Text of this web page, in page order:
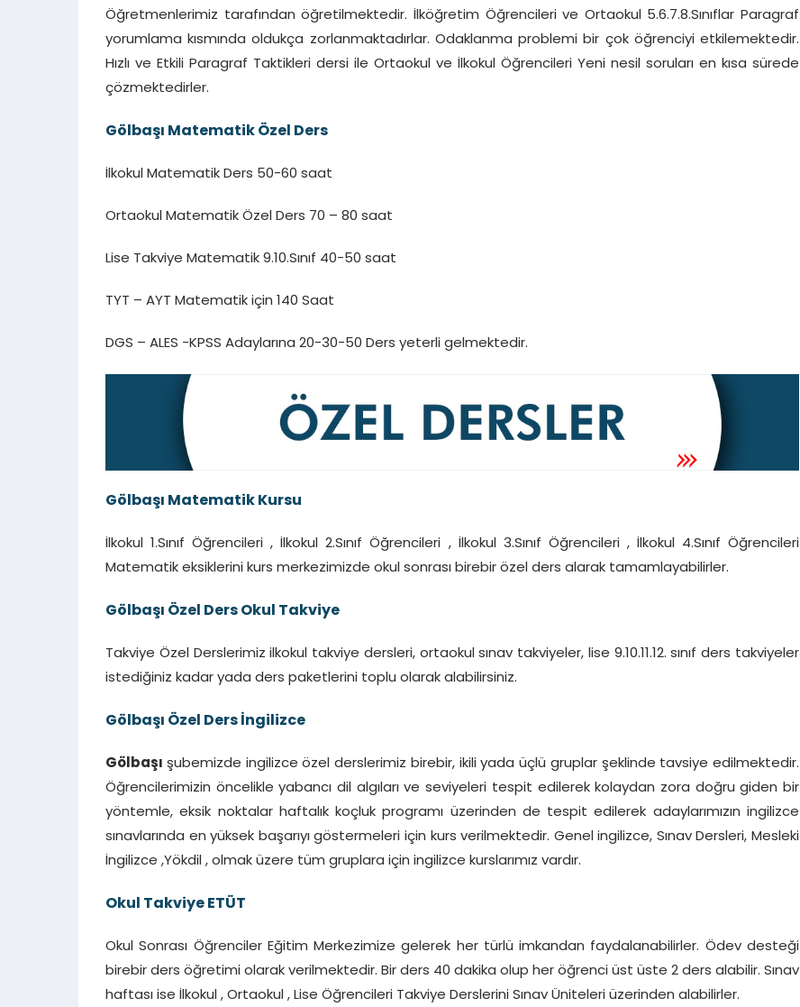
Öğretmenlerimiz tarafından öğretilmektedir. İlköğretim Öğrencileri ve Ortaokul 5.6.7.8.Sınıflar Paragraf
yorumlama kısmında oldukça zorlanmaktadırlar. Odaklanma problemi bir çok öğrenciyi etkilemektedir.
Hızlı ve Etkili Paragraf Taktikleri dersi ile Ortaokul ve İlkokul Öğrencileri Yeni nesil soruları en kısa sürede
çözmektedirler.
Gölbaşı Matematik Özel Ders
İlkokul Matematik Ders 50-60 saat
Ortaokul Matematik Özel Ders 70 – 80 saat
Lise Takviye Matematik 9.10.Sınıf 40-50 saat
TYT – AYT Matematik için 140 Saat
DGS – ALES -KPSS Adaylarına 20-30-50 Ders yeterli gelmektedir.
Gölbaşı Matematik Kursu
İlkokul 1.Sınıf Öğrencileri , İlkokul 2.Sınıf Öğrencileri , İlkokul 3.Sınıf Öğrencileri , İlkokul 4.Sınıf Öğrencileri
Matematik eksiklerini kurs merkezimizde okul sonrası birebir özel ders alarak tamamlayabilirler.
Gölbaşı Özel Ders Okul Takviye
Takviye Özel Derslerimiz ilkokul takviye dersleri, ortaokul sınav takviyeler, lise 9.10.11.12. sınıf ders takviyeler
istediğiniz kadar yada ders paketlerini toplu olarak alabilirsiniz.
Gölbaşı Özel Ders İngilizce
Gölbaşı şubemizde ingilizce özel derslerimiz birebir, ikili yada üçlü gruplar şeklinde tavsiye edilmektedir.
Öğrencilerimizin öncelikle yabancı dil algıları ve seviyeleri tespit edilerek kolaydan zora doğru giden bir
yöntemle, eksik noktalar haftalık koçluk programı üzerinden de tespit edilerek adaylarımızın ingilizce
sınavlarında en yüksek başarıyı göstermeleri için kurs verilmektedir. Genel ingilizce, Sınav Dersleri, Mesleki
İngilizce ,Yökdil , olmak üzere tüm gruplara için ingilizce kurslarımız vardır.
Okul Takviye ETÜT
Okul Sonrası Öğrenciler Eğitim Merkezimize gelerek her türlü imkandan faydalanabilirler. Ödev desteği
birebir ders öğretimi olarak verilmektedir. Bir ders 40 dakika olup her öğrenci üst üste 2 ders alabilir. Sınav
haftası ise İlkokul , Ortaokul , Lise Öğrencileri Takviye Derslerini Sınav Üniteleri üzerinden alabilirler.